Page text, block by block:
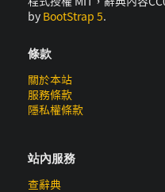
by BootStrap 5.
條款
關於本站
服務條款
隱私權條款
站內服務
查辭典